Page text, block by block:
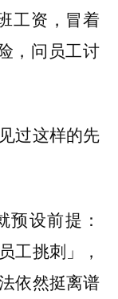
工资，冒着
，问员工讨
过这样的先
设前提：
工挑刺」，
依然挺离谱